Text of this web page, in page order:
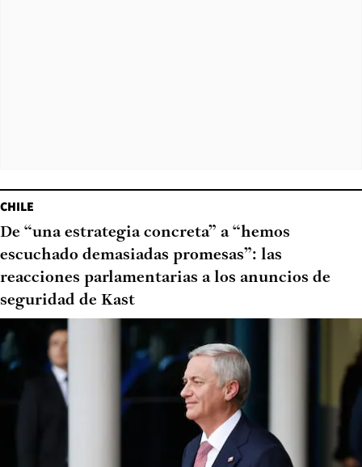
CHILE
De “una estrategia concreta” a “hemos
escuchado demasiadas promesas”: las
reacciones parlamentarias a los anuncios de
seguridad de Kast